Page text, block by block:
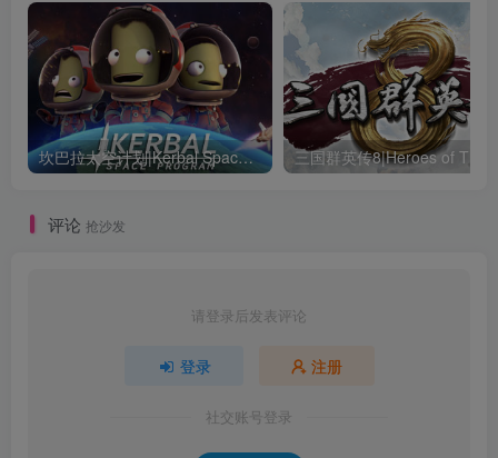
坎巴拉太空计划|Kerbal Space Program|1.12.5.3190|整合全DLC
评论 抢沙发
请登录后发表评论
登录 注册
社交账号登录